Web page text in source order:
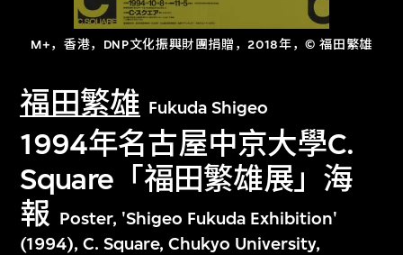
M+，香港，DNP文化振興財團捐贈，2018年，© 福田繁雄
福田繁雄 Fukuda Shigeo
1994年名古屋中京大學C.
Square「福田繁雄展」海
報 Poster, 'Shigeo Fukuda Exhibition'
(1994), C. Square, Chukyo University,